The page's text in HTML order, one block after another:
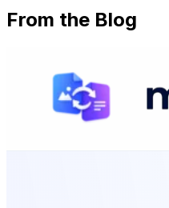
From the Blog